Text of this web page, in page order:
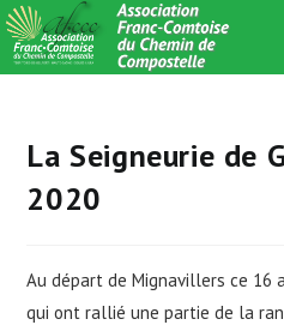
Skip
to
content
La Seigneurie de
2020
Au départ de Mignavillers ce 16
qui ont rallié une partie de la